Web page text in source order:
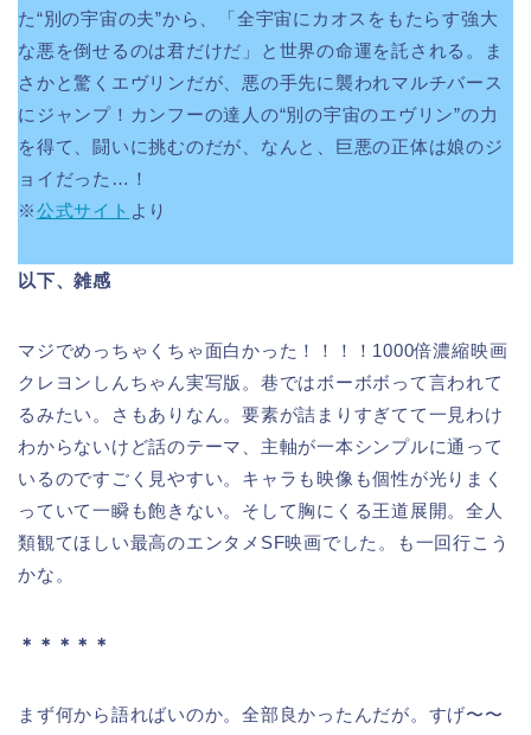
た“別の宇宙の夫”から、「全宇宙にカオスをもたらす強大
な悪を倒せるのは君だけだ」と世界の命運を託される。ま
さかと驚くエヴリンだが、悪の手先に襲われマルチバース
にジャンプ！カンフーの達人の“別の宇宙のエヴリン”の力
を得て、闘いに挑むのだが、なんと、巨悪の正体は娘のジ
ョイだった…！
※公式サイト より
以下、雑感
マジでめっちゃくちゃ面白かった！！！！1000倍濃縮映画
クレヨンしんちゃん実写版。巷ではボーボボって言われて
るみたい。さもありなん。要素が詰まりすぎてて一見わけ
わからないけど話のテーマ、主軸が一本シンプルに通って
いるのですごく見やすい。キャラも映像も個性が光りまく
っていて一瞬も飽きない。そして胸にくる王道展開。全人
類観てほしい最高のエンタメSF映画でした。も一回行こう
かな。
＊＊＊＊＊
まず何から語ればいのか。全部良かったんだが。すげ〜〜